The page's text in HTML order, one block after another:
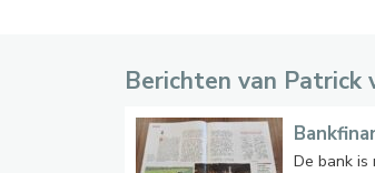
Berichten van Patrick
De bank